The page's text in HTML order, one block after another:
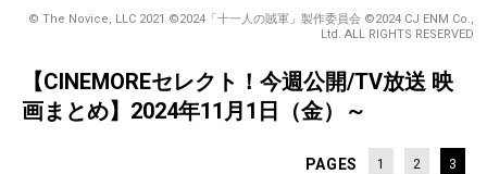
© The Novice, LLC 2021 ©2024「十一人の賊軍」製作委員会 ©2024 CJ ENM Co.,
Ltd. ALL RIGHTS RESERVED
【CINEMOREセレクト！今週公開/TV放送 映
画まとめ】2024年11月1日（金）～
PAGES 1 2 3